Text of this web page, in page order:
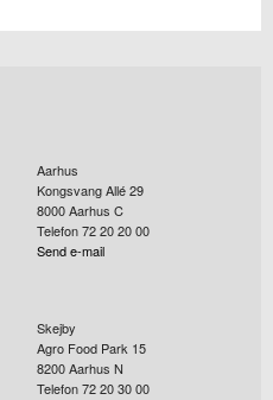
Aarhus
Kongsvang Allé 29
8000Aarhus C
Telefon 72 20 20 00
Send e-mail
Skejby
Agro Food Park 15
8200Aarhus N
Telefon 72 20 30 00